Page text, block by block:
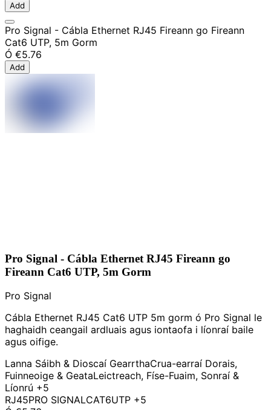
Add
Pro Signal - Cábla Ethernet RJ45 Fireann go Fireann
Cat6 UTP, 5m Gorm
Ó €5.76
Add
Pro Signal - Cábla Ethernet RJ45 Fireann go
Fireann Cat6 UTP, 5m Gorm
Pro Signal
Cábla Ethernet RJ45 Cat6 UTP 5m gorm ó Pro Signal le
haghaidh ceangail ardluais agus iontaofa i líonraí baile
agus oifige.
Lanna Sáibh & Dioscaí GearrthaCrua-earraí Dorais,
Fuinneoige & GeataLeictreach, Físe-Fuaim, Sonraí &
Líonrú +5
RJ45PRO SIGNALCAT6UTP +5